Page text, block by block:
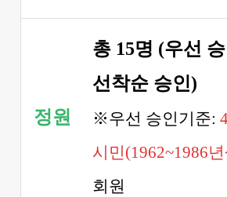
정원
총 15명 (우선
선착순 승인)
※우선 승인기준:
시민(1962~1986
회원